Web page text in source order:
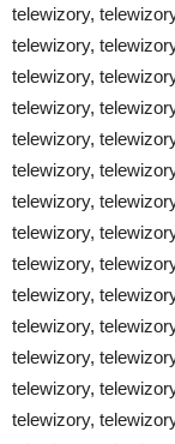
telewizory,
telewizory,
telewizory,
telewizory,
telewizory,
telewizory,
telewizory,
telewizory,
telewizory,
telewizory,
telewizory,
telewizory,
telewizory,
telewizory,